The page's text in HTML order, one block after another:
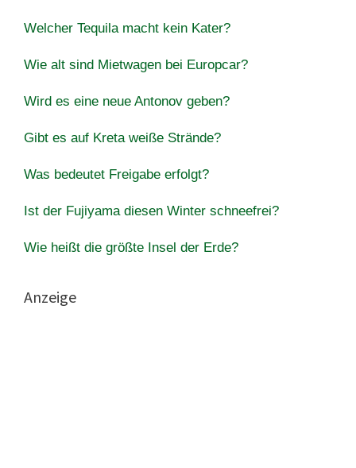
Welcher Tequila macht kein Kater?
Wie alt sind Mietwagen bei Europcar?
Wird es eine neue Antonov geben?
Gibt es auf Kreta weiße Strände?
Was bedeutet Freigabe erfolgt?
Ist der Fujiyama diesen Winter schneefrei?
Wie heißt die größte Insel der Erde?
Anzeige